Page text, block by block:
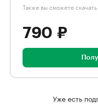
Также вы сможете
790 ₽
Уже есть